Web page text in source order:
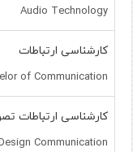
Audio Technology
کارشناسی ارتباطات
of Communication
کارشناسی ارتباطات
Communication